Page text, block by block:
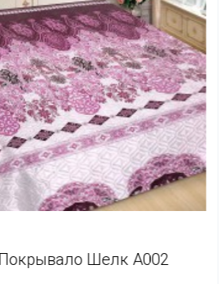
Покрывало Шелк А002